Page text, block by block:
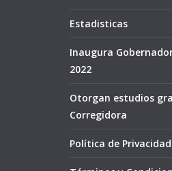
Estadisticas
Inaugura
2022
Otorgan estudios
Corregidora
Política de Privacidad